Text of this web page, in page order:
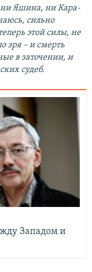
Яшина, ни Кара-
сильно
этой силы, не
зря – и смерть
в заточении, и
судеб.
Западом и